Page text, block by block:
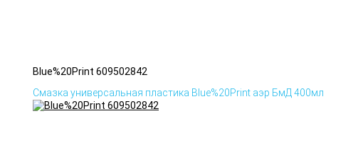
Blue%20Print 609502842
Смазка универсальная пластика Blue%20Print аэр БмД 400мл